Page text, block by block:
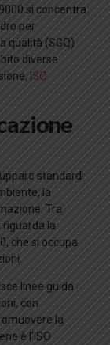
si concentra
per
qualità (SGQ)
diverse
ISO
standard
la
Tra
riguarda la
che si occupa
linee guida
con
la
è l’ISO